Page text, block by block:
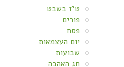
ט”ו בשבט
פורים
פסח
יום העצמאות
שבועות
חג האהבה